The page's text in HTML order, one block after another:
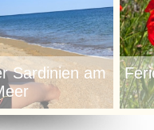
Sardinien am